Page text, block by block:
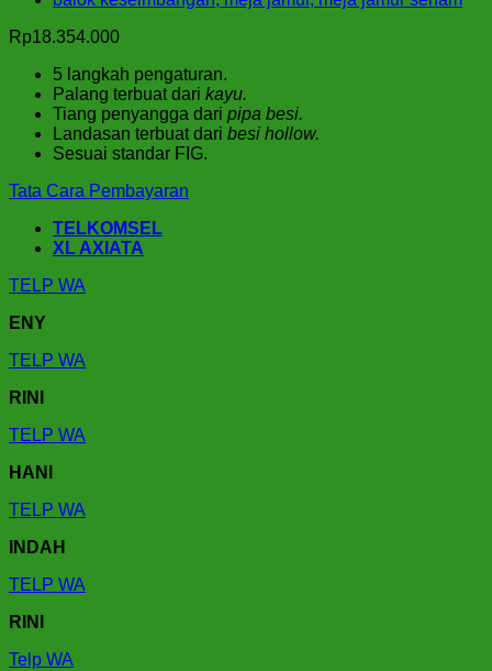
Rp18.354.000
5 langkah pengaturan.
Palang terbuat dari kayu.
Tiang penyangga dari pipa besi.
Landasan terbuat dari besi hollow.
Sesuai standar FIG.
Tata Cara Pembayaran
TELKOMSEL
XL AXIATA
TELP WA
ENY
TELP WA
RINI
TELP WA
HANI
TELP WA
INDAH
TELP WA
RINI
Telp WA